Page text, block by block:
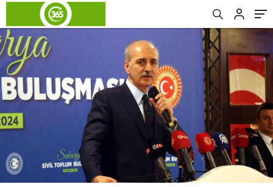
gençlik meclisimizle alacağız”